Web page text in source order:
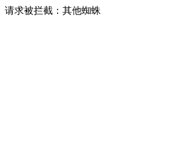
请求被拦截：其他蜘蛛